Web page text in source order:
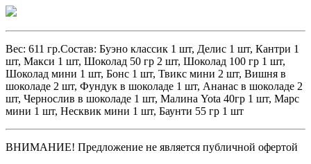
Вес: 611 гр.Состав: Буэно классик 1 шт, Делис 1 шт, Кантри 1
шт, Макси 1 шт, Шоколад 50 гр 2 шт, Шоколад 100 гр 1 шт,
Шоколад мини 1 шт, Бонс 1 шт, Твикс мини 2 шт, Вишня в
шоколаде 2 шт, Фундук в шоколаде 1 шт, Ананас в шоколаде 2
шт, Чернослив в шоколаде 1 шт, Малина Yota 40гр 1 шт, Марс
мини 1 шт, Несквик мини 1 шт, Баунти 55 гр 1 шт
ВНИМАНИЕ! Предложение не является публичной офертой